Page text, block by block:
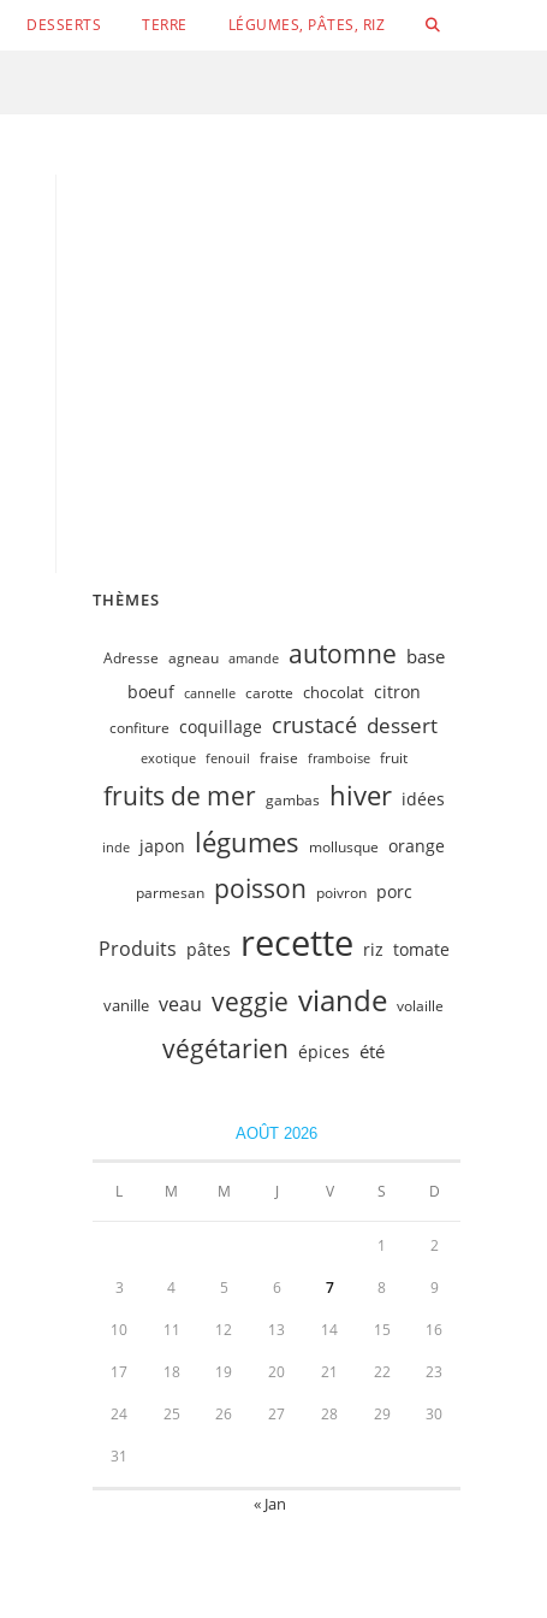
DESSERTS TERRE LÉGUMES, PÂTES, RIZ TOGGLE
THÈMES
Adresse agneau amande automne base
boeuf cannelle carotte chocolat citron
confiture coquillage crustacé dessert
exotique fenouil fraise framboise fruit
fruits de mer gambas hiver idées
inde japon légumes mollusque orange
parmesan poisson poivron porc
Produits pâtes recette riz tomate
vanille veau veggie viande volaille
végétarien épices été
AOÛT 2026
L M M J V S D
1 2
3 4 5 6 7 8 9
10 11 12 13 14 15 16
17 18 19 20 21 22 23
24 25 26 27 28 29 30
31
« Jan